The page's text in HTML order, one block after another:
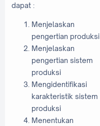
dapat :
Menjelaskan
pengertian produksi
Menjelaskan
pengertian sistem
produksi
Mengidentifikasi
karakteristik sistem
produksi
Menentukan